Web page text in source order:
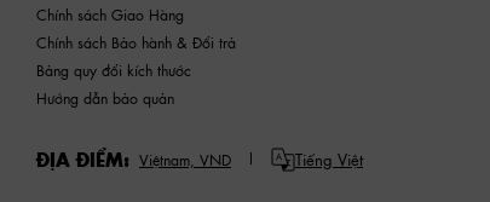
Chính sách Giao Hàng
Chính sách Bảo hành & Đổi trả
Bảng quy đổi kích thước
Hướng dẫn bảo quản
ĐỊA ĐIỂM: Việtnam, VND Tiếng Việt